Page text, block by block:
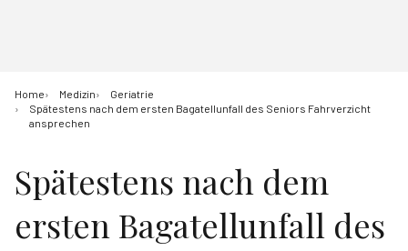
Home Medizin
Geriatrie
Spätestens nach dem ersten Bagatellunfall des Seniors Fahrverzicht
ansprechen
Spätestens nach dem
ersten Bagatellunfall des